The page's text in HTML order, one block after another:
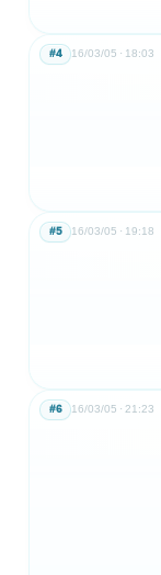
16/03/05 18:03
#4
16/03/05 19:18
#5
16/03/05 21:23
#6